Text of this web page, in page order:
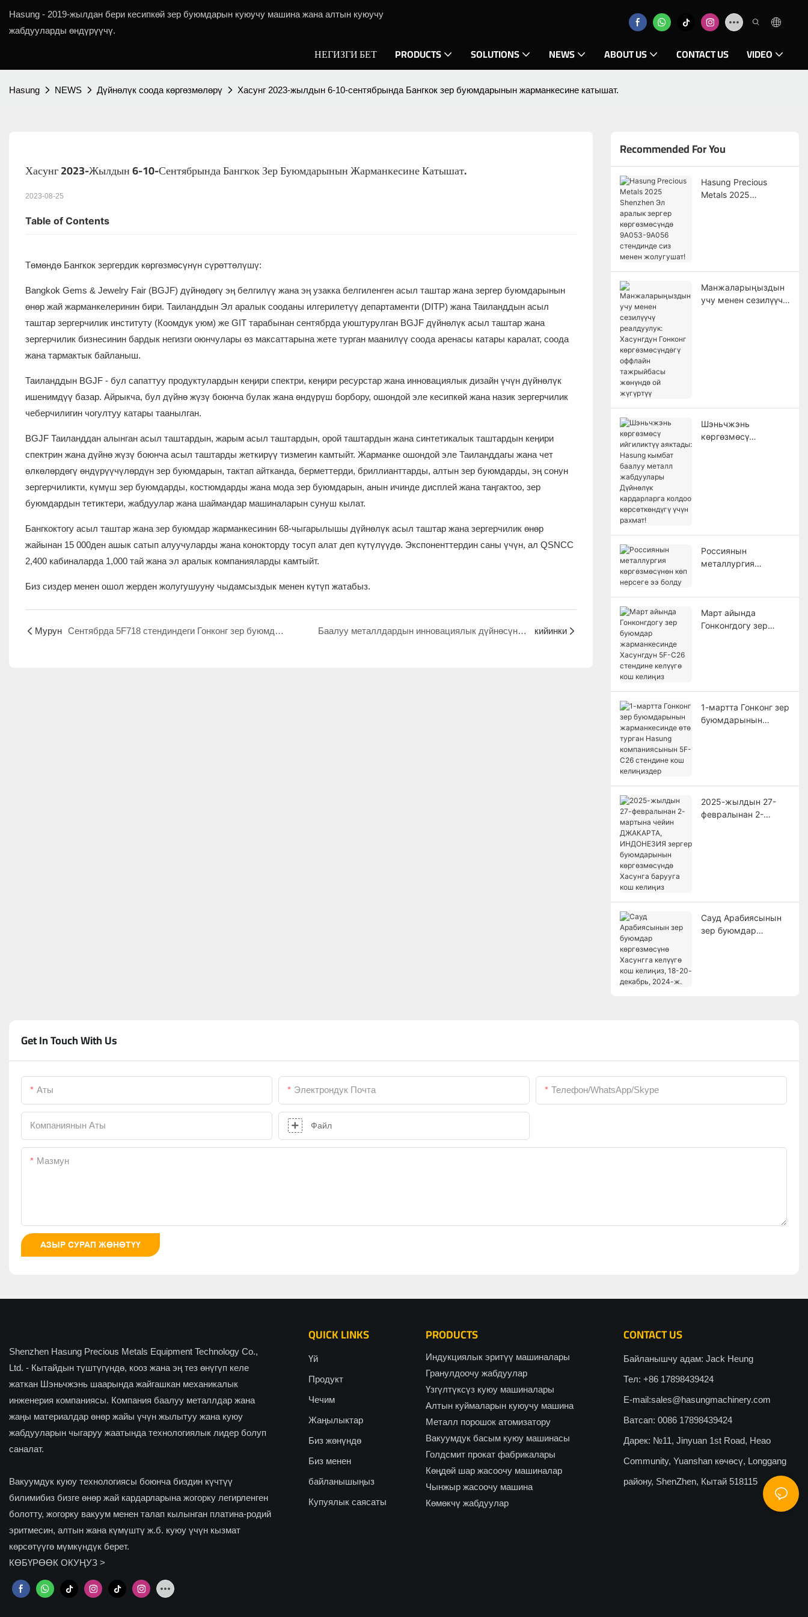
Hasung - 2019-жылдан бери кесипкөй зер буюмдарын куюучу машина жана алтын куюучу
жабдууларды өндүрүүчү.
НЕГИЗГИ БЕТ PRODUCTS SOLUTIONS NEWS ABOUT US CONTACT US VIDEO
Hasung NEWS Дүйнөлүк соода көргөзмөлөрү Хасунг 2023-жылдын 6-10-сентябрында Бангкок зер буюмдарынын жарманкесине катышат.
Хасунг 2023-Жылдын 6-10-Сентябрында Бангкок Зер Буюмдарынын Жарманкесине Катышат.
2023-08-25
Table of Contents
Төмөндө Бангкок зергердик көргөзмөсүнүн сүрөттөлүшү:
Bangkok Gems & Jewelry Fair (BGJF) дүйнөдөгү эң белгилүү жана эң узакка белгиленген асыл таштар жана зергер буюмдарынын
өнөр жай жарманкелеринин бири. Таиланддын Эл аралык сооданы илгерилетүү департаменти (DITP) жана Таиланддын асыл
таштар зергерчилик институту (Коомдук уюм) же GIT тарабынан сентябрда уюштурулган BGJF дүйнөлүк асыл таштар жана
зергерчилик бизнесинин бардык негизги оюнчулары өз максаттарына жете турган маанилүү соода аренасы катары каралат, соода
жана тармактык байланыш.
Таиланддын BGJF - бул сапаттуу продуктулардын кеңири спектри, кеңири ресурстар жана инновациялык дизайн үчүн дүйнөлүк
ишенимдүү базар. Айрыкча, бул дүйнө жүзү боюнча булак жана өндүрүш борбору, ошондой эле кесипкөй жана назик зергерчилик
чеберчилигин чогултуу катары таанылган.
BGJF Таиланддан алынган асыл таштардын, жарым асыл таштардын, орой таштардын жана синтетикалык таштардын кеңири
спектрин жана дүйнө жүзү боюнча асыл таштарды жеткирүү тизмегин камтыйт. Жарманке ошондой эле Таиланддагы жана чет
өлкөлөрдөгү өндүрүүчүлөрдүн зер буюмдарын, тактап айтканда, берметтерди, бриллианттарды, алтын зер буюмдарды, эң сонун
зергерчиликти, күмүш зер буюмдарды, костюмдарды жана мода зер буюмдарын, анын ичинде дисплей жана таңгактоо, зер
буюмдардын тетиктери, жабдуулар жана шаймандар машиналарын сунуш кылат.
Бангкоктогу асыл таштар жана зер буюмдар жарманкесинин 68-чыгарылышы дүйнөлүк асыл таштар жана зергерчилик өнөр
жайынан 15 000ден ашык сатып алуучуларды жана конокторду тосуп алат деп күтүлүүдө. Экспоненттердин саны үчүн, ал QSNCC
2,400 кабиналарда 1,000 тай жана эл аралык компанияларды камтыйт.
Биз сиздер менен ошол жерден жолугушууну чыдамсыздык менен күтүп жатабыз.
Мурун Сентябрда 5F718 стендиндеги Гонконг зер буюмдарынын көргөзмөсүндөгү Хасунгга келүүгө кош келиңиз. Баалуу металлдардын инновациялык дүйнөсүн ачыңыз металлургия көргөзмөсү 2023! кийинки
Recommended For You
Hasung Precious
Metals 2025
жолугушат!
Манжаларыңыздын
учу менен сезилүүчү
Шэньчжэнь
көргөзмөсү
рахмат!
Россиянын
металлургия
Март айында
Гонконгдогу зер
1-мартта Гонконг зер
буюмдарынын
2025-жылдын 27-
февралынан 2-
келиңиз
Сауд Арабиясынын
зер буюмдар
Get In Touch With Us
Аты Электрондук Почта Телефон/WhatsApp/Skype
Компаниянын Аты Файл
Мазмун
АЗЫР СУРАП ЖӨНӨТҮҮ
Shenzhen Hasung Precious Metals Equipment Technology Co.,
Ltd. - Кытайдын түштүгүндө, кооз жана эң тез өнүгүп келе
жаткан Шэньчжэнь шаарында жайгашкан механикалык
инженерия компаниясы. Компания баалуу металлдар жана
жаңы материалдар өнөр жайы үчүн жылытуу жана куюу
жабдууларын чыгаруу жаатында технологиялык лидер болуп
саналат.
Вакуумдук куюу технологиясы боюнча биздин күчтүү
билимибиз бизге өнөр жай кардарларына жогорку легирленген
болотту, жогорку вакуум менен талап кылынган платина-родий
эритмесин, алтын жана күмүштү ж.б. куюу үчүн кызмат
көрсөтүүгө мүмкүндүк берет.
КӨБҮРӨӨК ОКУҢУЗ >
QUICK LINKS
Үй
Продукт
Чечим
Жаңылыктар
Биз жөнүндө
Биз менен
байланышыңыз
Купуялык саясаты
PRODUCTS
Индукциялык эритүү машиналары
Гранулдоочу жабдуулар
Үзгүлтүксүз куюу машиналары
Алтын куймаларын куюучу машина
Металл порошок атомизатору
Вакуумдук басым куюу машинасы
Голдсмит прокат фабрикалары
Көңдөй шар жасоочу машиналар
Чынжыр жасоочу машина
Көмөкчү жабдуулар
CONTACT US
Байланышчу адам: Jack Heung
Тел: +86 17898439424
E-mail:sales@hasungmachinery.com
Ватсап: 0086 17898439424
Дарек: №11, Jinyuan 1st Road, Heao
Community, Yuanshan көчөсү, Longgang
району, ShenZhen, Кытай 518115